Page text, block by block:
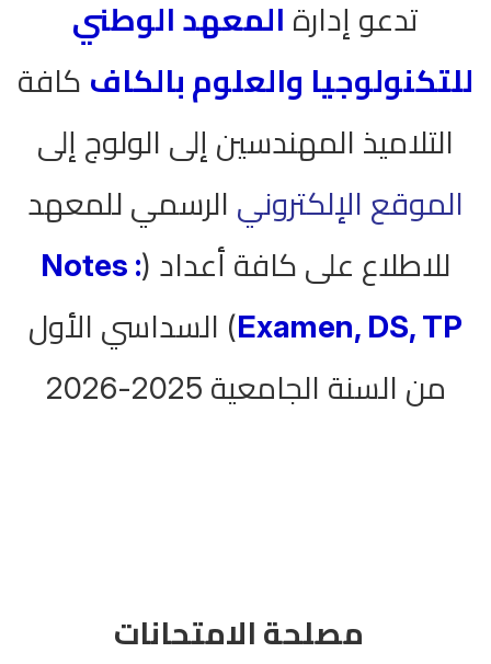
تدعو إدارة المعهد الوطني
للتكنولوجيا والعلوم بالكاف كافة
التلاميذ المهندسين إلى الولوج إلى
الموقع الإلكتروني الرسمي للمعهد
للاطلاع على كافة أعداد (Notes :
Examen, DS, TP) السداسي الأول
من السنة الجامعية 2025-2026
مصلحة الامتحانات